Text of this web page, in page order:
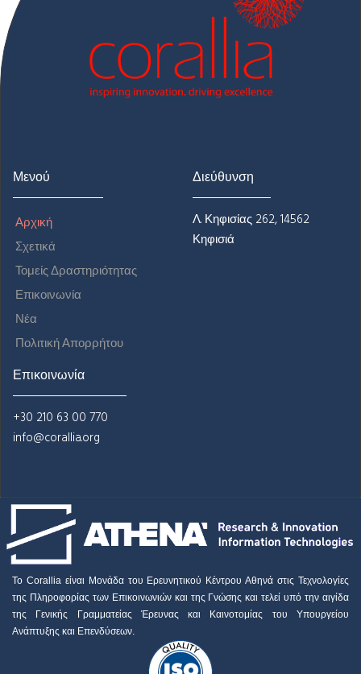
Μενού
Αρχική
Σχετικά
Τομείς Δραστηριότητας
Επικοινωνία
Nέα
Πολιτική Απορρήτου
Διεύθυνση
Λ. Κηφισίας 262, 14562
Κηφισιά
Επικοινωνία
+30 210 63 00 770
info@corallia.org
Το Corallia είναι Μονάδα του Ερευνητικού Κέντρου Αθηνά στις Τεχνολογίες
της Πληροφορίας των Επικοινωνιών και της Γνώσης και τελεί υπό την αιγίδα
της Γενικής Γραμματείας Έρευνας και Καινοτομίας του Υπουργείου
Ανάπτυξης και Επενδύσεων.